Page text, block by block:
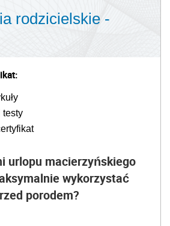
rodzicielskie -
testy
urlopu macierzyńskiego
wykorzystać
porodem?